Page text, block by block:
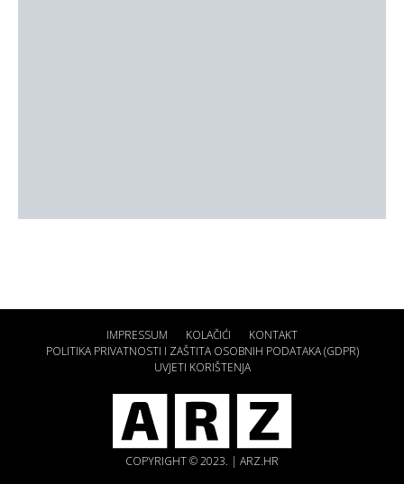
IMPRESSUM KOLAČIĆI
KONTAKT
POLITIKA PRIVATNOSTI I ZAŠTITA OSOBNIH PODATAKA (GDPR)
UVJETI KORIŠTENJA
COPYRIGHT © 2023. | ARZ.HR